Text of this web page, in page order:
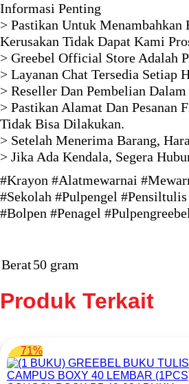
Informasi Penting
> Pastikan Untuk
Kerusakan Tidak Dapat Kami
> Greebel Official Store Adalah
> Layanan Chat Tersedia Setiap
> Reseller Dan Pembelian
> Pastikan Alamat Dan Pesanan
Tidak Bisa Dilakukan.
> Setelah Menerima Barang,
> Jika Ada Kendala, Segera
#Krayon #Alatmewarnai
#Sekolah #Pulpengel
#Bolpen #Penagel
Berat50 gram
Produk Terkait
71%